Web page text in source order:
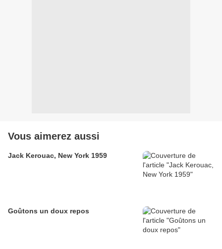
Vous aimerez aussi
Jack Kerouac, New York 1959
Goûtons un doux repos